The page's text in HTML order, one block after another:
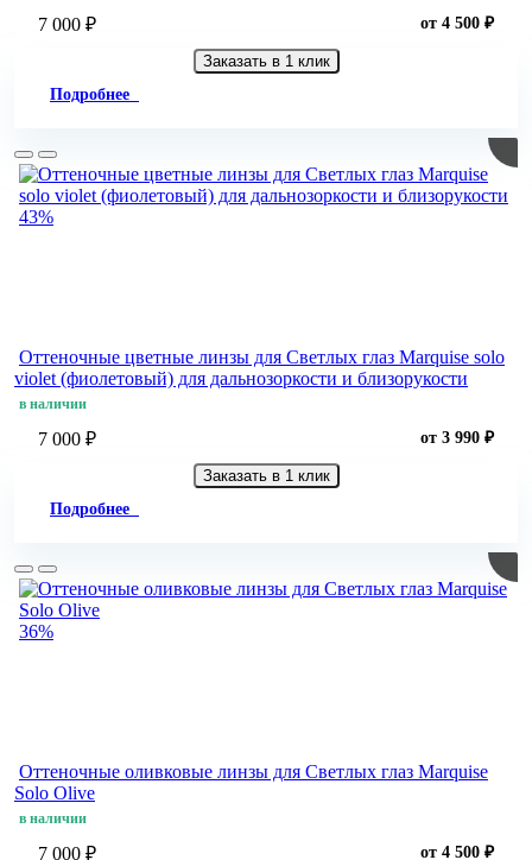
7 000 ₽ от 4 500 ₽
Заказать в 1 клик
Подробнее
43%
Оттеночные цветные линзы для Светлых глаз Marquise solo
violet (фиолетовый) для дальнозоркости и близорукости
в наличии
7 000 ₽ от 3 990 ₽
Заказать в 1 клик
Подробнее
36%
Оттеночные оливковые линзы для Светлых глаз Marquise
Solo Olive
в наличии
7 000 ₽ от 4 500 ₽